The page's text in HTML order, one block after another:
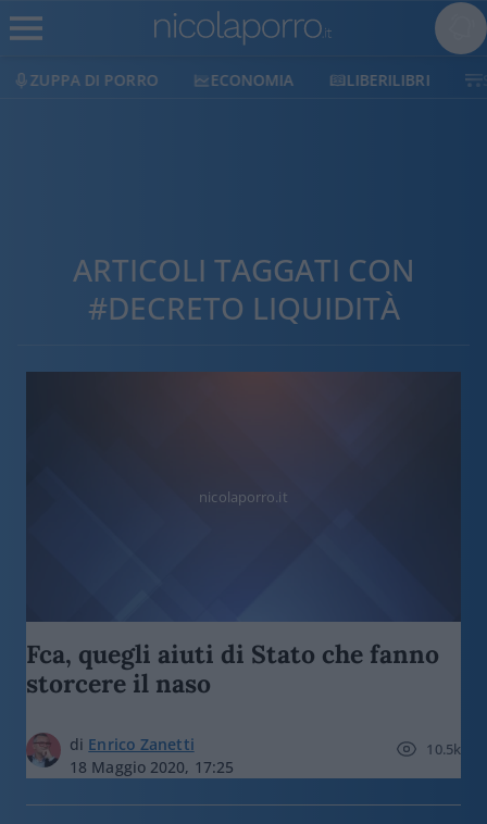
ECONOMIA LIBERILIBRI SHOP SOSTIENICI
ARTICOLI TAGGATI CON
#DECRETO LIQUIDITÀ
nicolaporro.it
Fca, quegli aiuti di Stato che fanno
storcere il naso
di Enrico Zanetti
18 Maggio 2020, 17:25
10.5k